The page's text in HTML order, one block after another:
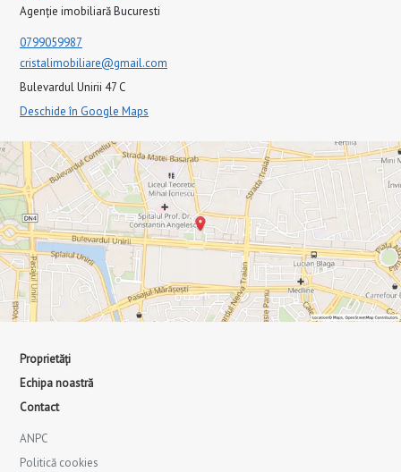
Agenție imobiliară Bucuresti
0799059987
cristalimobiliare@gmail.com
Bulevardul Unirii 47 C
Deschide în Google Maps
Proprietăți
Echipa noastră
Contact
ANPC
Politică cookies